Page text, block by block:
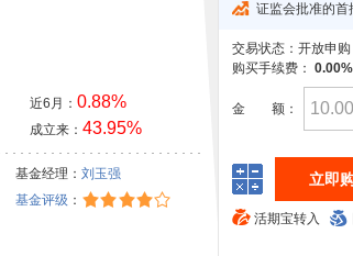
近6月： 0.88%
成立来： 43.95%
基金经理： 刘玉强
基金评级 ：
证监会批准的首
交易状态： 开放申购
购买手续费： 0.00%
金 额：
立即
活期宝转入